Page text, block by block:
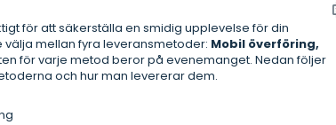
för att säkerställa en smidig upplevelse för din
välja mellan fyra leveransmetoder: Mobil överföring,
för varje metod beror på evenemanget. Nedan följer
och hur man levererar dem.